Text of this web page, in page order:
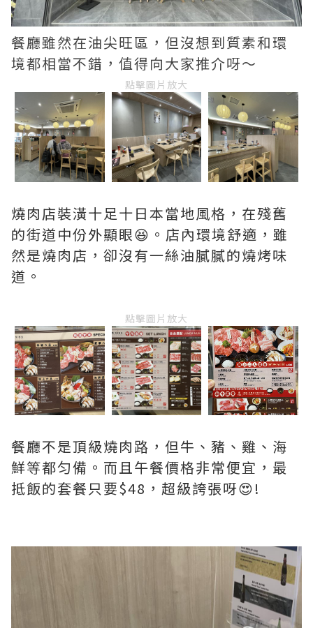
餐廳雖然在油尖旺區，但沒想到質素和環
境都相當不錯，值得向大家推介呀～
點擊圖片放大
燒肉店裝潢十足十日本當地風格，在殘舊
的街道中份外顯眼😆。店內環境舒適，雖
然是燒肉店，卻沒有一絲油膩膩的燒烤味
道。
點擊圖片放大
餐廳不是頂級燒肉路，但牛、豬、雞、海
鮮等都匀備。而且午餐價格非常便宜，最
抵飯的套餐只要$48，超級誇張呀😍!